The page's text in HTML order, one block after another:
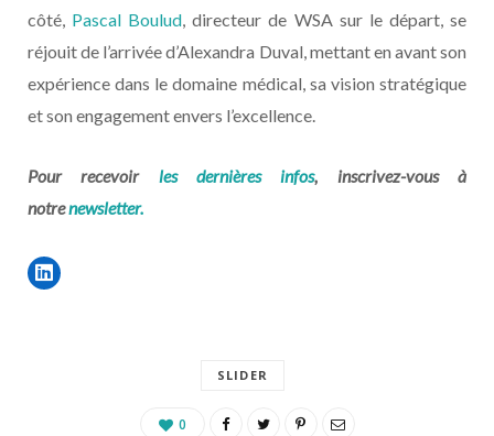
côté, Pascal Boulud, directeur de WSA sur le départ, se
réjouit de l’arrivée d’Alexandra Duval, mettant en avant son
expérience dans le domaine médical, sa vision stratégique
et son engagement envers l’excellence.
Pour recevoir les dernières infos, inscrivez-vous à
notrenewsletter.
SLIDER
0